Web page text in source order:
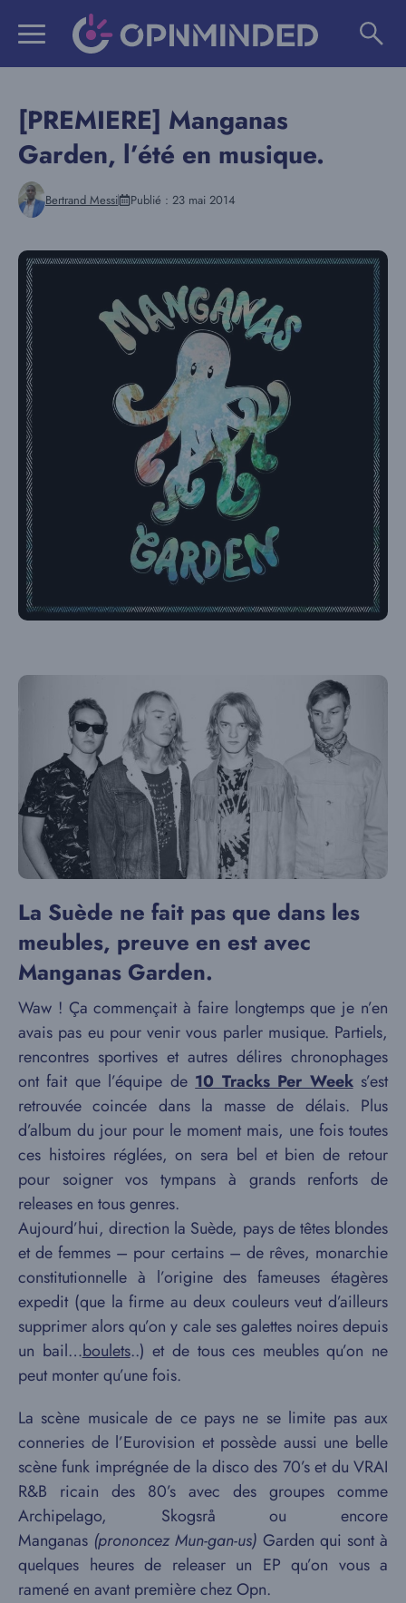
[PREMIERE] Manganas
Garden, l’été en musique.
Bertrand Messi Publié : 23 mai 2014
La Suède ne fait pas que dans les
meubles, preuve en est avec
Manganas Garden.
Waw ! Ça commençait à faire longtemps que je n’en
avais pas eu pour venir vous parler musique. Partiels,
rencontres sportives et autres délires chronophages
ont fait que l’équipe de 10 Tracks Per Week s’est
retrouvée coincée dans la masse de délais. Plus
d’album du jour pour le moment mais, une fois toutes
ces histoires réglées, on sera bel et bien de retour
pour soigner vos tympans à grands renforts de
releases en tous genres.
Aujourd’hui, direction la Suède, pays de têtes blondes
et de femmes – pour certains – de rêves, monarchie
constitutionnelle à l’origine des fameuses étagères
expedit (que la firme au deux couleurs veut d’ailleurs
supprimer alors qu’on y cale ses galettes noires depuis
un bail…boulets..) et de tous ces meubles qu’on ne
peut monter qu’une fois.
La scène musicale de ce pays ne se limite pas aux
conneries de l’Eurovision et possède aussi une belle
scène funk imprégnée de la disco des 70’s et du VRAI
R&B ricain des 80’s avec des groupes comme
Archipelago, Skogsrå ou encore
Manganas (prononcez Mun-gan-us) Garden qui sont à
quelques heures de releaser un EP qu’on vous a
ramené en avant première chez Opn.